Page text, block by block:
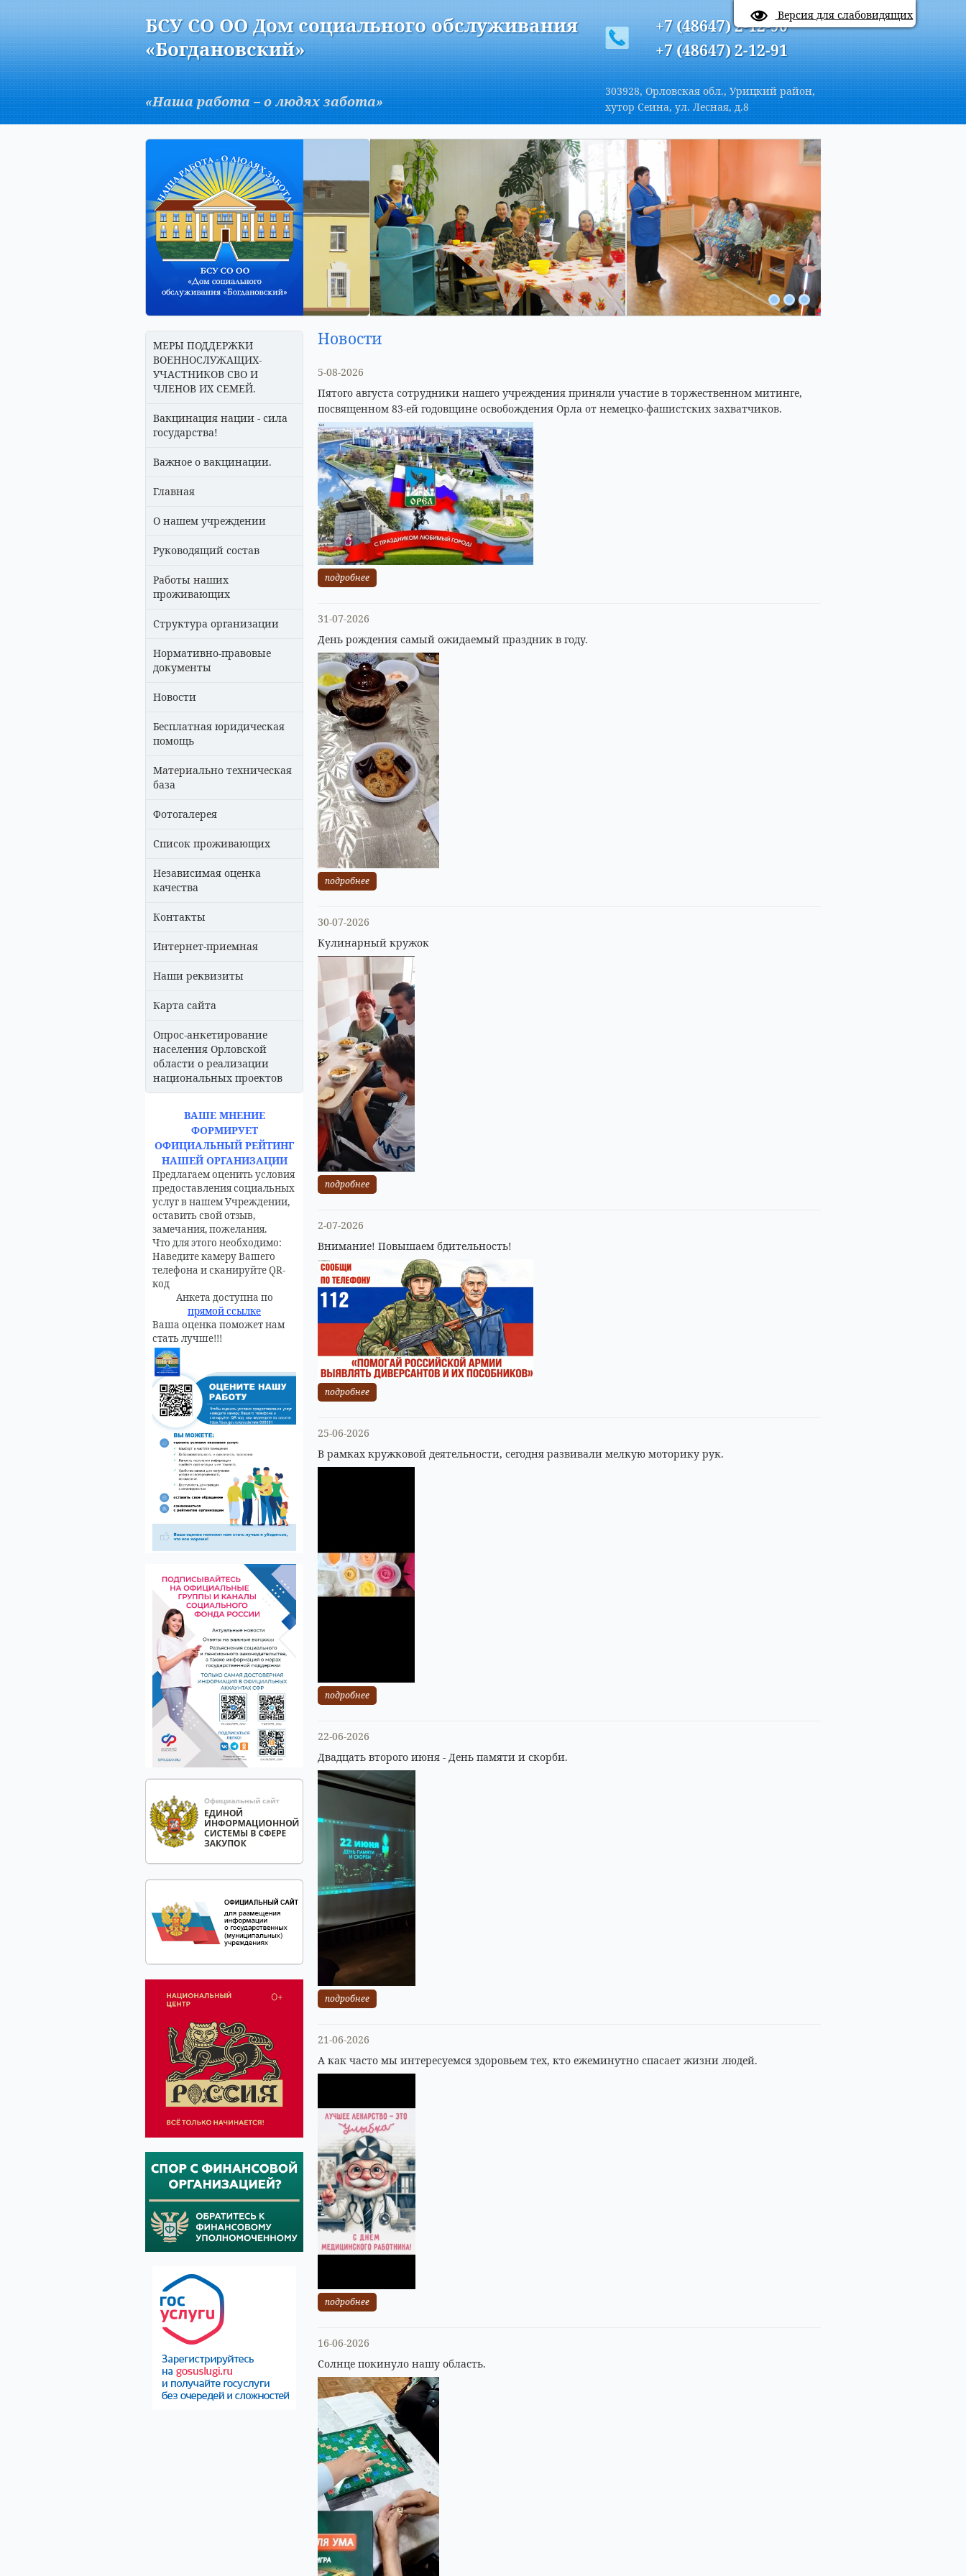
Цветовая схема: A A A
A
Версия для слабовидящих
БСУ СО ОО Дом социального обслуживания
«Богдановский»
«Наша работа – о людях забота»
+7 (48647) 2-12-90
+7 (48647) 2-12-91
303928, Орловская обл., Урицкий район,
хутор Сеина, ул. Лесная, д.8
МЕРЫ ПОДДЕРЖКИ
ВОЕННОСЛУЖАЩИХ-
УЧАСТНИКОВ СВО И
ЧЛЕНОВ ИХ СЕМЕЙ.
Вакцинация нации - сила
государства!
Важное о вакцинации.
Главная
О нашем учреждении
Руководящий состав
Работы наших
проживающих
Структура организации
Нормативно-правовые
документы
Новости
Бесплатная юридическая
помощь
Материально техническая
база
Фотогалерея
Список проживающих
Независимая оценка
качества
Контакты
Интернет-приемная
Наши реквизиты
Карта сайта
Опрос-анкетирование
населения Орловской
области о реализации
национальных проектов
ВАШЕ МНЕНИЕ
ФОРМИРУЕТ
ОФИЦИАЛЬНЫЙ РЕЙТИНГ
НАШЕЙ ОРГАНИЗАЦИИ
Предлагаем оценить условия
предоставления социальных
услуг в нашем Учреждении,
оставить свой отзыв,
замечания, пожелания.
Что для этого необходимо:
Наведите камеру Вашего
телефона и сканируйте QR-
код
Анкета доступна по
прямой ссылке
Ваша оценка поможет нам
стать лучше!!!
Новости
5-08-2026
Пятого августа сотрудники нашего учреждения приняли участие в торжественном митинге,
посвященном 83-ей годовщине освобождения Орла от немецко-фашистских захватчиков.
подробнее
31-07-2026
День рождения самый ожидаемый праздник в году.
подробнее
30-07-2026
Кулинарный кружок
подробнее
2-07-2026
Внимание! Повышаем бдительность!
подробнее
25-06-2026
В рамках кружковой деятельности, сегодня развивали мелкую моторику рук.
подробнее
22-06-2026
Двадцать второго июня - День памяти и скорби.
подробнее
21-06-2026
А как часто мы интересуемся здоровьем тех, кто ежеминутно спасает жизни людей.
подробнее
16-06-2026
Солнце покинуло нашу область.